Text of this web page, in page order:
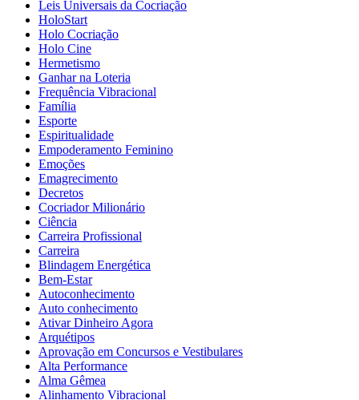
Leis Universais da Cocriação
HoloStart
Holo Cocriação
Holo Cine
Hermetismo
Ganhar na Loteria
Frequência Vibracional
Família
Esporte
Espiritualidade
Empoderamento Feminino
Emoções
Emagrecimento
Decretos
Cocriador Milionário
Ciência
Carreira Profissional
Carreira
Blindagem Energética
Bem-Estar
Autoconhecimento
Auto conhecimento
Ativar Dinheiro Agora
Arquétipos
Aprovação em Concursos e Vestibulares
Alta Performance
Alma Gêmea
Alinhamento Vibracional